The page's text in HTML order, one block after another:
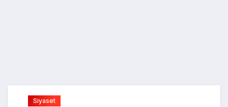
Siyaset